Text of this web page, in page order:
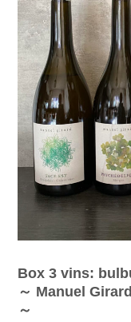
Box 3 vins:
～ Manuel
～